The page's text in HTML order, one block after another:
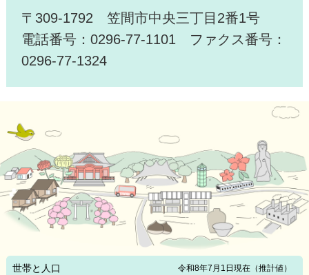
〒309-1792 笠間市中央三丁目2番1号
電話番号：0296-77-1101 ファクス番号：
0296-77-1324